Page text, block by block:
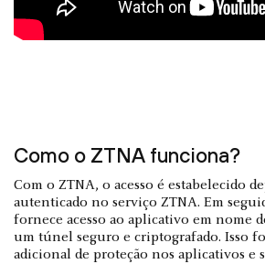
Como o ZTNA funciona?
Com o ZTNA, o acesso é estabelecido
autenticado no serviço ZTNA. Em
fornece acesso ao aplicativo em nome
um túnel seguro e criptografado. Isso
adicional de proteção nos aplicativos e